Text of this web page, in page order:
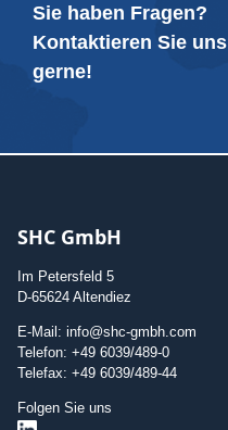
Sie haben Fragen?
Kontaktieren Sie uns
gerne!
SHC GmbH
Im Petersfeld 5
D-65624 Altendiez
E-Mail: info@shc-gmbh.com
Telefon: +49 6039/489-0
Telefax: +49 6039/489-44
Folgen Sie uns